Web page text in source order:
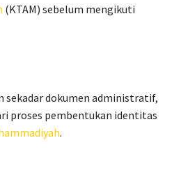
(KTAM) sebelum mengikuti
sekadar dokumen administratif,
proses pembentukan identitas
.